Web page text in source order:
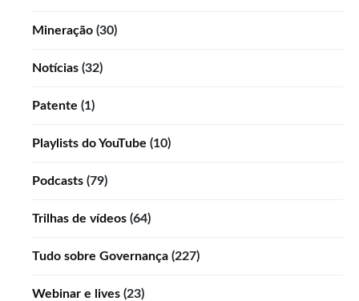
Mineração (30)
Notícias (32)
Patente (1)
Playlists do YouTube (10)
Podcasts (79)
Trilhas de vídeos (64)
Tudo sobre Governança (227)
Webinar e lives (23)